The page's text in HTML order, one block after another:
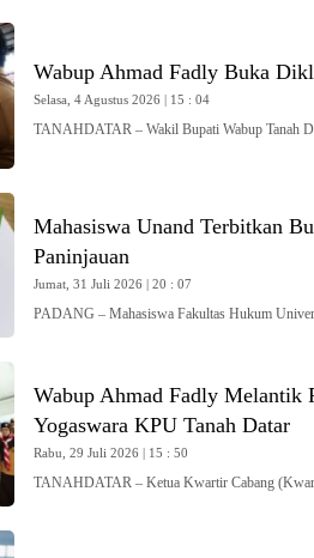
Wabup Ahmad Fadly Buka
Selasa, 4 Agustus 2026 | 15 : 04
TANAHDATAR – Wakil Bupati Wabup Tanah
Mahasiswa Unand Terbitkan
Paninjauan
Jumat, 31 Juli 2026 | 20 : 07
PADANG – Mahasiswa Fakultas Hukum
Wabup Ahmad Fadly Melantik
Yogaswara KPU Tanah Datar
Rabu, 29 Juli 2026 | 15 : 50
TANAHDATAR – Ketua Kwartir Cabang